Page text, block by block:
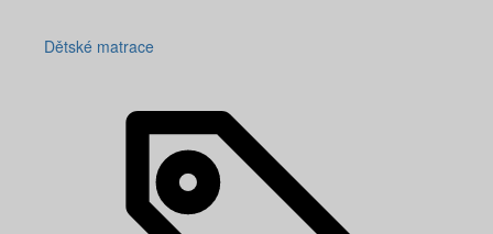
Dětské matrace